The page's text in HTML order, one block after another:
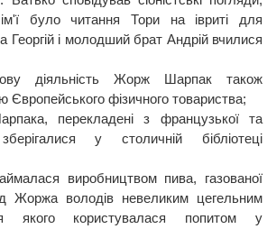
було читання Тори на івриті для
Георгій і молодший брат Андрій вчилися
діяльність Жорж Шарпак також
Європейського фізичного товариства;
перекладені з французької та
у столичній бібліотеці
виробництвом пива, газованої
Жоржа володів невеликим цегельним
якого користувалася попитом у